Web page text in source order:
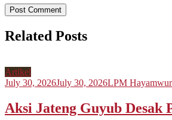
Related Posts
Artikel
July 30, 2026July 30, 2026LPM
Aksi Jateng Guyub